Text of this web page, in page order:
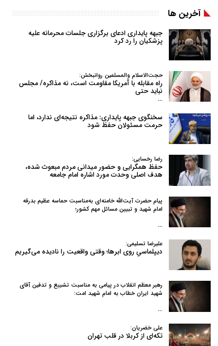
آخرین ها
جبهه پایداری ادعای برگزاری جلسات محرمانه علیه
پزشکیان را رد کرد
حجت‌الاسلام والمسلمین روانبخش:
راه مقابله با آمریکا مقاومت است، نه مذاکره/ مجلس
نباید حتی
…
سخنگوی جبهه پایداری: مذاکره نتیجه‌ای ندارد، اما
حرمت مسئولان حفظ شود
رضا رخسایی:
حفظ همگرایی و حضور میدانی مردم مبعوث شده،
هدف اصلی وحدت مورد اشاره امام جامعه
پیام حضرت آیت‌الله خامنه‌ای به‌مناسبت حماسه عظیم بدرقه
امام شهید و تبیین مسائل مهم کشور؛
…
علیرضا تسلیمی:
دیپلماسیِ روی ابرها؛ وقتی واقعیت را نادیده می‌گیریم
رهبر معظم انقلاب در پیامی به‌ مناسبت تشییع و تدفین آقای
شهید ایران خطاب به امام شهید امت:
…
علی خضریان:
تکه‌ای از کربلا در قلب تهران